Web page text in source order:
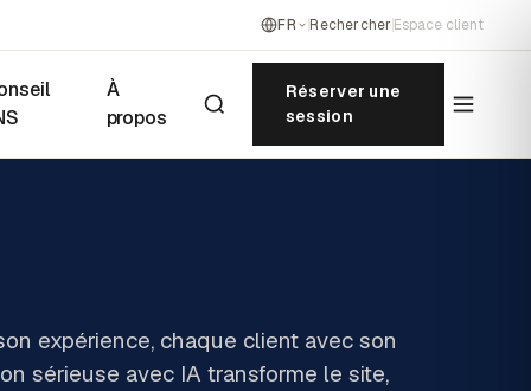
FR Rechercher Espace client
À
propos
Réserver une
session
expérience, chaque client avec son
sérieuse avec IA transforme le site,